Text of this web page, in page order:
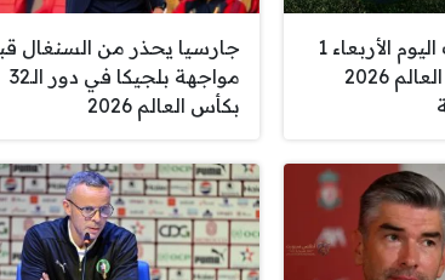
مواعيد مباريات اليوم الأربعاء 1
يوليو في كأس العالم 2026
جارسيا يحذر من السنغال
مواجهة بلجيكا في دور الـ32
بكأس العالم 2026